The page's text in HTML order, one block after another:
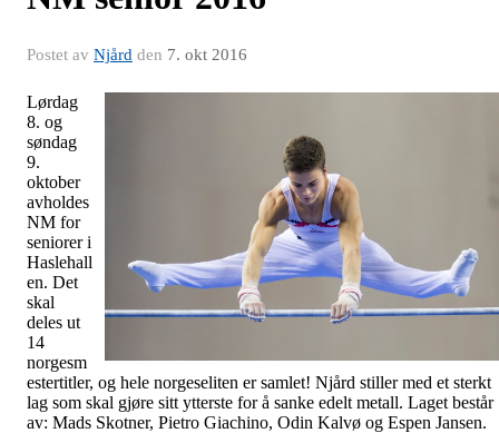
Postet av Njård den 7. okt 2016
Lørdag
8. og
søndag
9.
oktober
avholdes
NM for
seniorer i
Haslehall
en. Det
skal
deles ut
14
norgesm
estertitler, og hele norgeseliten er samlet! Njård stiller med et sterkt
lag som skal gjøre sitt ytterste for å sanke edelt metall. Laget består
av: Mads Skotner, Pietro Giachino, Odin Kalvø og Espen Jansen.